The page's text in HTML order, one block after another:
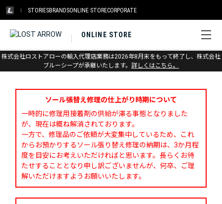
STORIESBRANDSONLINE STORECORPORATE
ONLINE STORE
株式会社ロストアローの輸入代理店業務は2026年8月末をもって終了し、株式会社
ブルーシープが承継いたします。 詳しくはこちら。
お問い合わせ
ソール張替え修理の仕上がり時期について
一時的に修理用接着剤の供給が滞る事態となりました
が、現在は概ね解消されております。
一方で、修理品のご依頼が大変集中しているため、これ
からお預かりするソール張り替え修理の納期は、3か月程
度を目安にお考えいただければと思います。長らくお待
たせすることとなり申し訳ございませんが、何卒、ご理
解いただけますようお願いいたします。